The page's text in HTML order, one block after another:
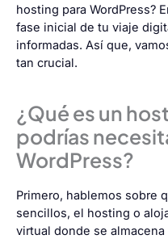
hosting para WordPress?
fase inicial de tu viaje
informadas. Así que,
tan crucial.
¿Qué es un
podrías
WordPress?
Primero, hablemos sobre
sencillos, el hosting o
virtual donde se